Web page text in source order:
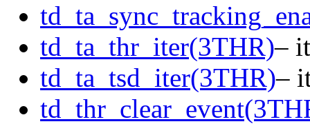
td_ta_thr_iter(3THR)–
td_ta_tsd_iter(3THR)–